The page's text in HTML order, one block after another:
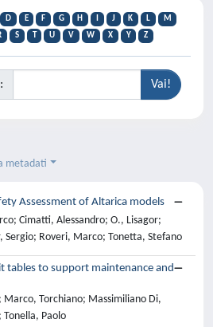
D E F G H J K L
M
S T U V W X Y Z
metadati
Assessment of Altarica models
Cimatti, Alessandro; O., Lisagor;
Roveri, Marco; Tonetta, Stefano
tables to support maintenance and
Marco, Torchiano; Massimiliano Di,
Paolo